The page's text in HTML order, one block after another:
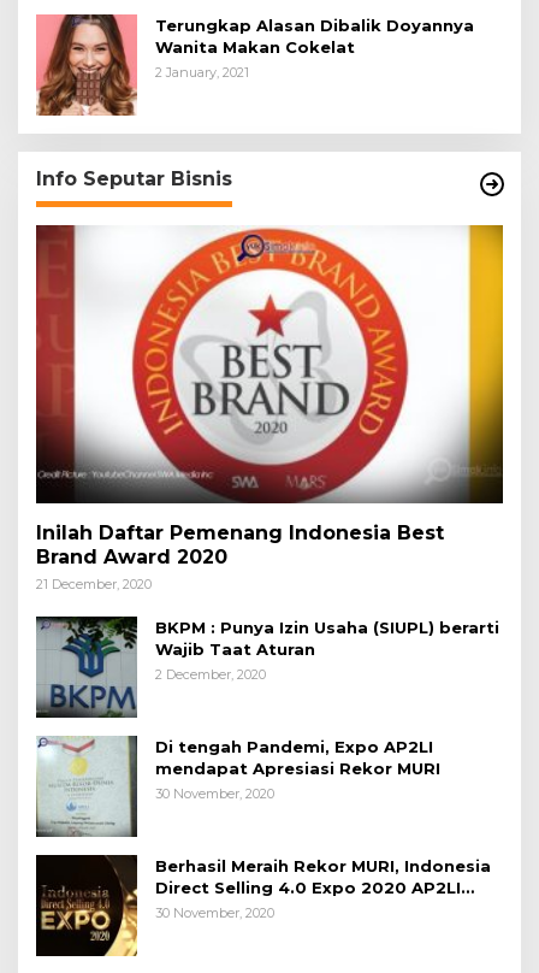
Terungkap Alasan Dibalik Doyannya
Wanita Makan Cokelat
2 January, 2021
Info Seputar Bisnis
Inilah Daftar Pemenang Indonesia Best
Brand Award 2020
21 December, 2020
BKPM : Punya Izin Usaha (SIUPL) berarti
Wajib Taat Aturan
2 December, 2020
Di tengah Pandemi, Expo AP2LI
mendapat Apresiasi Rekor MURI
30 November, 2020
Berhasil Meraih Rekor MURI, Indonesia
Direct Selling 4.0 Expo 2020 AP2LI
berakhir sangat memuaskan
30 November, 2020